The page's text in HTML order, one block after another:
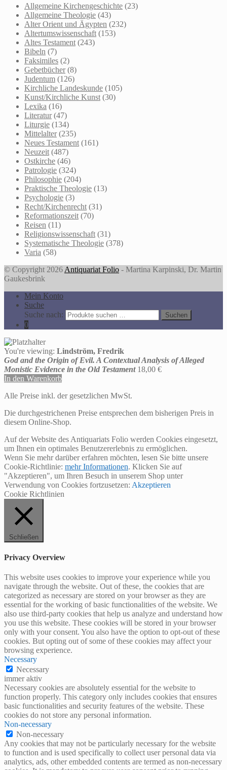
Allgemeine Kirchengeschichte (23)
Allgemeine Theologie (43)
Alter Orient und Ägypten (232)
Altertumswissenschaft (153)
Altes Testament (243)
Bibeln (7)
Faksimiles (2)
Gebetbücher (8)
Judentum (126)
Kirchliche Landeskunde (105)
Kunst/Kirchliche Kunst (30)
Lexika (16)
Literatur (47)
Liturgie (134)
Mittelalter (235)
Neues Testament (161)
Neuzeit (487)
Ostkirche (46)
Patrologie (324)
Philosophie (204)
Praktische Theologie (13)
Psychologie (3)
Recht/Kirchenrecht (31)
Reformationszeit (70)
Reisen (11)
Religionswissenschaft (31)
Systematische Theologie (378)
Varia (58)
© Copyright 2026 Antiquariat Folio - Martina Karpinski, Dr. Martin
Gaukesbrink
Mein Konto
Suche
Suche nach:
Suchen
0
You're viewing: Lindström, Fredrik
God and the Origin of Evil. A Contextual Analysis of Alleged
Monistic Evidence in the Old Testament 18,00 €
In den Warenkorb
Alle Preise inkl. der gesetzlichen MwSt.
Die durchgestrichenen Preise entsprechen dem bisherigen Preis in
diesem Online-Shop.
Auf der Website des Antiquariats Folio werden Cookies eingesetzt,
um Ihnen ein optimales Benutzererlebnis zu ermöglichen.
Wenn Sie mehr darüber erfahren möchten, lesen Sie bitte unsere
Cookie-Richtlinie: mehr Informationen. Klicken Sie auf
"Akzeptieren", um Ihren Besuch in unserem Shop unter
Verwendung von Cookies fortzusetzen: Akzeptieren
Cookie Richtlinien
Schließen
Privacy Overview
This website uses cookies to improve your experience while you
navigate through the website. Out of these, the cookies that are
categorized as necessary are stored on your browser as they are
essential for the working of basic functionalities of the website. We
also use third-party cookies that help us analyze and understand how
you use this website. These cookies will be stored in your browser
only with your consent. You also have the option to opt-out of these
cookies. But opting out of some of these cookies may affect your
browsing experience.
Necessary
Necessary
immer aktiv
Necessary cookies are absolutely essential for the website to
function properly. This category only includes cookies that ensures
basic functionalities and security features of the website. These
cookies do not store any personal information.
Non-necessary
Non-necessary
Any cookies that may not be particularly necessary for the website
to function and is used specifically to collect user personal data via
analytics, ads, other embedded contents are termed as non-necessary